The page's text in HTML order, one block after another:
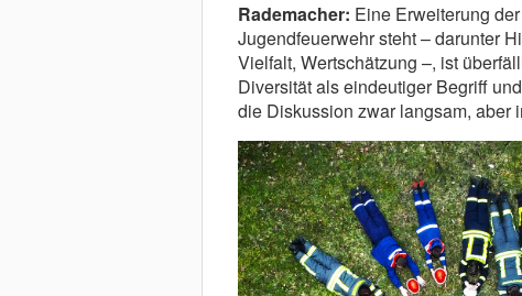
Rademacher: Eine Erweiterung
Jugendfeuerwehr steht – darunter
Vielfalt, Wertschätzung –, ist
Diversität als eindeutiger Begriff
die Diskussion zwar langsam, aber